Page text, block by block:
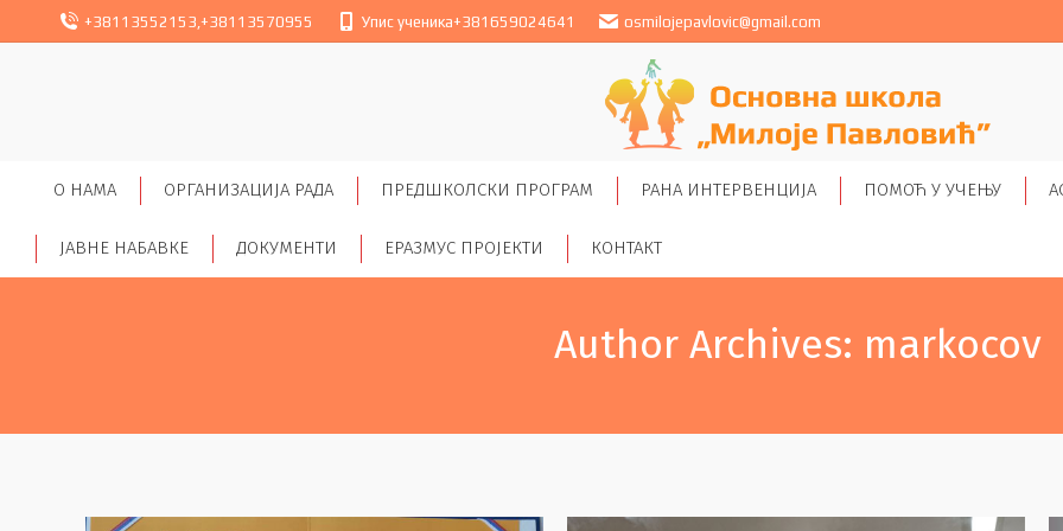
+38113552153 +38113570955 Упис ученика+381659024641 osmilojepavlovic@gmail.com
O НАМА ОРГАНИЗАЦИЈА РАДА ПРЕДШКОЛСКИ ПРОГРАМ РАНА ИНТЕРВЕНЦИЈА ПОМОЋ У УЧЕЊУ
ЈАВНЕ НАБАВКЕ ДОКУМЕНТИ ЕРАЗМУС ПРОЈЕКТИ КОНТАКТ
Author Archives: markocov